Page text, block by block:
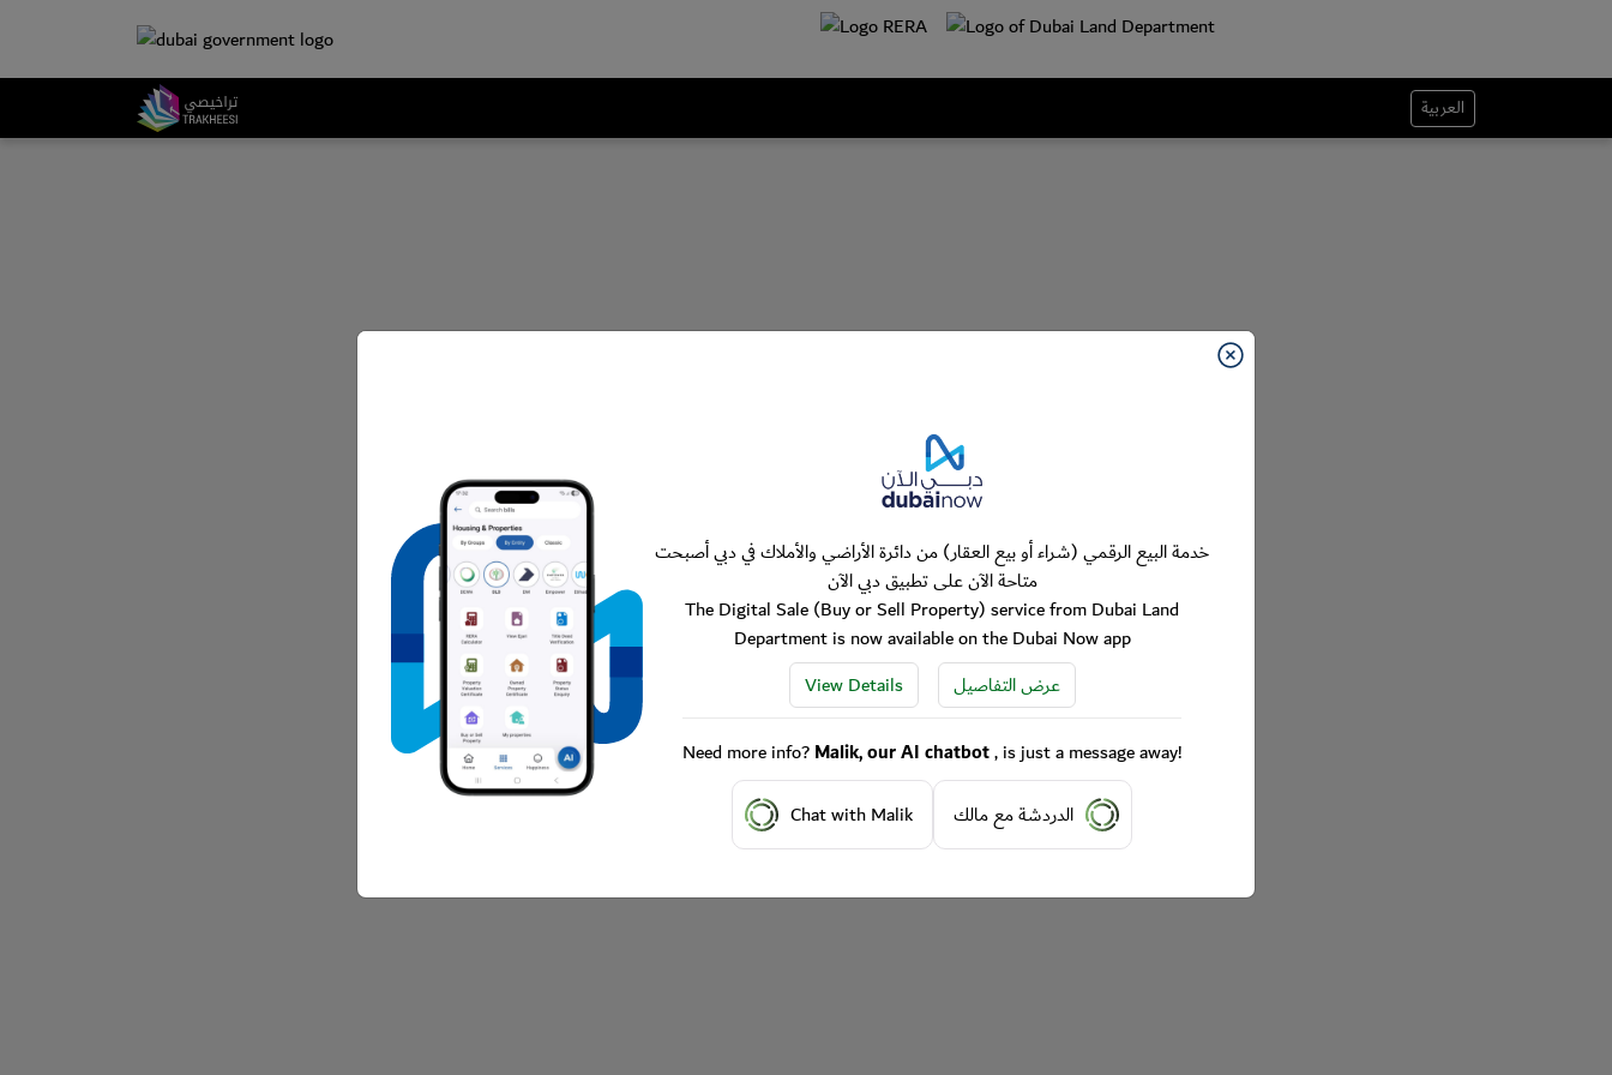
العربية
خدمة البيع الرقمي (شراء أو بيع العقار) من دائرة الأراضي والأملاك في دبي أصبحت
متاحة الآن على تطبيق دبي الآن
The Digital Sale (Buy or Sell Property) service from Dubai Land
Department is now available on the Dubai Now app
View Details
عرض التفاصيل
Need more info?Malik, our AI chatbot, is just a message away!
Chat with Malik
الدردشة مع مالك